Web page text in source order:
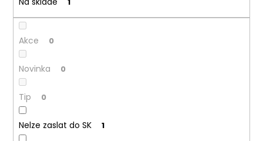
ů
Akce 0
Novinka 0
Tip 0
Nelze zaslat do SK 1
DEKANG
DESERT
SHIP
10ML
18MG
169
Kč
Původně:
195
Kč